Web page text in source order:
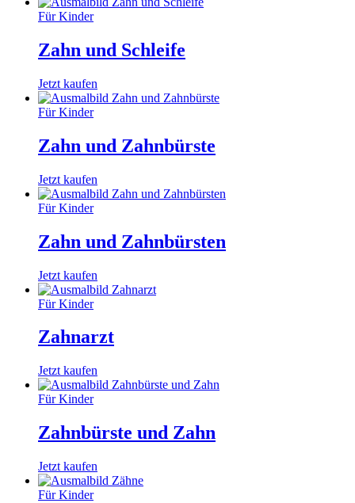
Für Kinder
Zahn und Schleife
Jetzt kaufen
Für Kinder
Zahn und Zahnbürste
Jetzt kaufen
Für Kinder
Zahn und Zahnbürsten
Jetzt kaufen
Für Kinder
Zahnarzt
Jetzt kaufen
Für Kinder
Zahnbürste und Zahn
Jetzt kaufen
Für Kinder